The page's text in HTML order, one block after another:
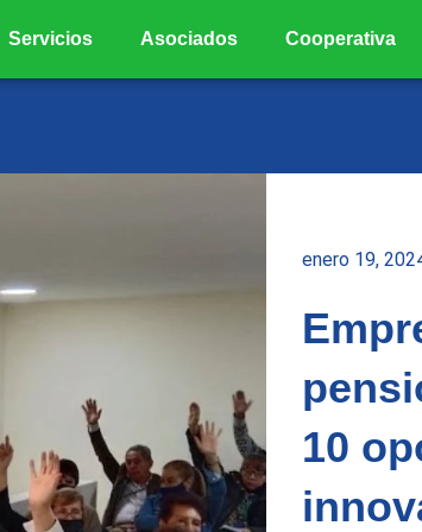
Servicios Asociados Cooperativa
enero 19,
10